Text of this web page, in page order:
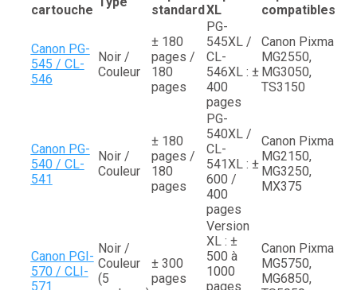
cartouche
standard XL
compatibles
Canon PG-
545 / CL-
546
Noir /
Couleur
± 180
pages /
180
pages
PG-
545XL /
CL-
546XL : ±
400
pages
Canon Pixma
MG2550,
MG3050,
TS3150
Canon PG-
540 / CL-
541
Noir /
Couleur
± 180
pages /
180
pages
PG-
540XL /
CL-
541XL : ±
600 /
400
pages
Canon Pixma
MG2150,
MG3250,
MX375
Canon PGI-
570 / CLI-
571
Noir /
Couleur
(5
± 300
pages
Version
XL : ±
500 à
1000
pages
Canon Pixma
MG5750,
MG6850,